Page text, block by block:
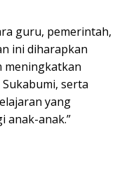
guru, pemerintah,
ini diharapkan
meningkatkan
serta
yang
anak-anak.”